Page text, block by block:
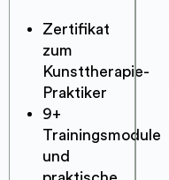
Zertifikat
zum
Kunsttherapie-
Praktiker
9+
Trainingsmodule
und